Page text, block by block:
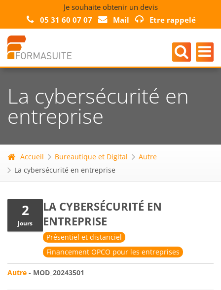
Je souhaite obtenir un devis
05 31 60 07 07
Mail Etre rappelé
La cybersécurité en
entreprise
Accueil Bureautique et Digital
Autre
La cybersécurité en entreprise
2
Jours
LA CYBERSÉCURITÉ EN
ENTREPRISE
Présentiel et distanciel
Financement OPCO pour les entreprises
Autre - MOD_20243501